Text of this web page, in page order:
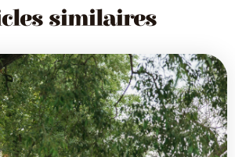
similaires